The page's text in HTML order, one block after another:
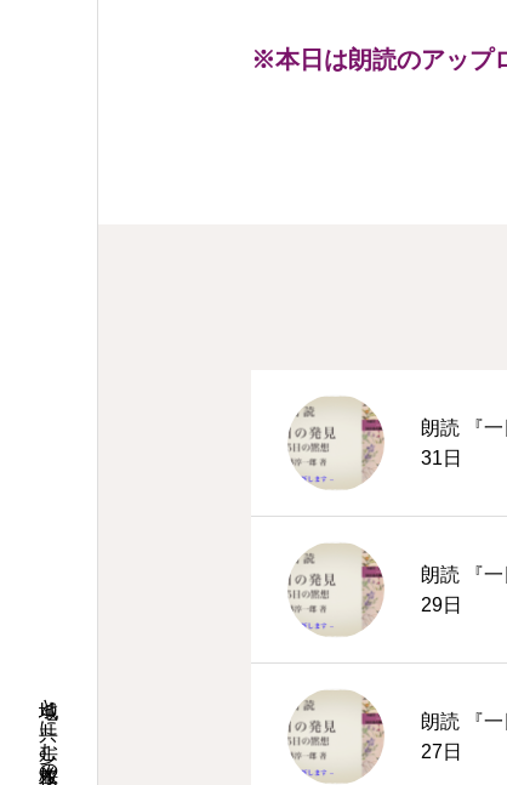
地域と共に歩む桜並木の教会
※本日は朗読のアップ
朗読 『
31日
朗読 『
29日
朗読 『
27日